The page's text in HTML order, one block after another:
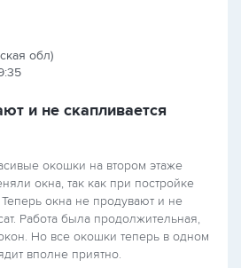
обл)
и не скапливается
окошки на втором этаже
окна, так как при постройке
окна не продувают и не
Работа была продолжительная,
Но все окошки теперь в одном
вполне приятно.